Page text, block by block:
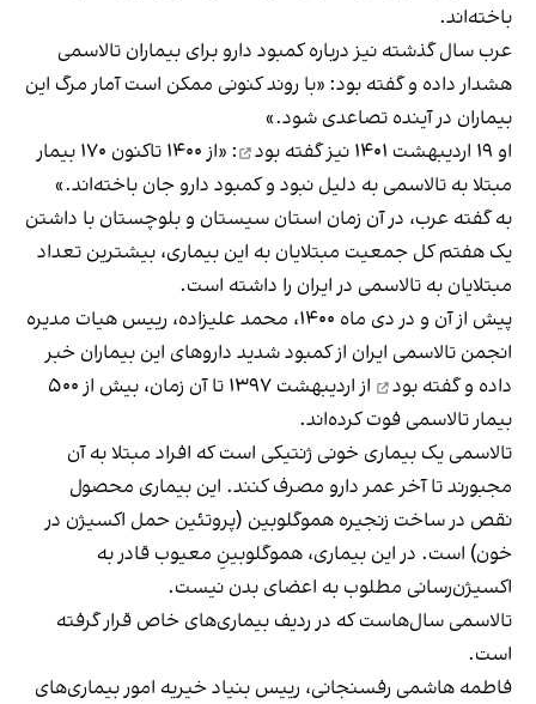
باخته‌اند.
عرب سال گذشته نیز درباره کمبود دارو برای بیماران تالاسمی
هشدار داده و گفته بود: «با روند کنونی ممکن است آمار مرگ این
بیماران در آینده تصاعدی شود.»
او ۱۹ اردیبهشت ۱۴۰۱ نیز
گفته بود
: «از ۱۴۰۰ تاکنون ۱۷۰ بیمار
مبتلا به تالاسمی به دلیل نبود و کمبود دارو جان باخته‌اند.»
به گفته عرب، در آن زمان استان سیستان و بلوچستان با داشتن
یک هفتم کل جمعیت مبتلایان به این بیماری، بیشترین تعداد
مبتلایان به تالاسمی در ایران را داشته است.
پیش از آن و در دی ماه ۱۴۰۰، محمد علیزاده، رییس هیات مدیره
انجمن تالاسمی ایران از کمبود شدید داروهای این بیماران خبر
داده و گفته بود
از اردیبهشت‌ ۱۳۹۷ تا آن زمان، بیش از ۵۰۰
بیمار تالاسمی فوت کرده‌اند.
تالاسمی یک بیماری خونی ژنتیکی است که افراد مبتلا به آن
مجبورند تا آخر عمر دارو مصرف کنند. این بیماری محصول
نقص در ساخت زنجیره هموگلوبین (پروتئین حمل اکسیژن در
خون) است. در این بیماری، هموگلوبینِ معیوب قادر به
اکسیژن‌رسانی مطلوب به اعضای بدن نیست.
تالاسمی سال‌هاست که در ردیف بیماری‌های خاص قرار گرفته
است.
فاطمه هاشمی رفسنجانی، رییس بنیاد خیریه امور بیماری‌های